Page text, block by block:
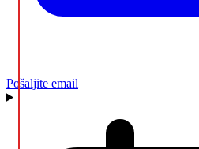
Pošaljite email